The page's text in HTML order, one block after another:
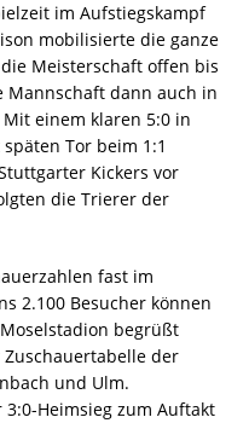
im Aufstiegskampf
mobilisierte die ganze
Meisterschaft offen bis
dann auch in
einem klaren 5:0 in
Tor beim 1:1
Kickers vor
die Trierer der
fast im
2.100 Besucher können
begrüßt
der
und Ulm.
Heimsieg zum Auftakt